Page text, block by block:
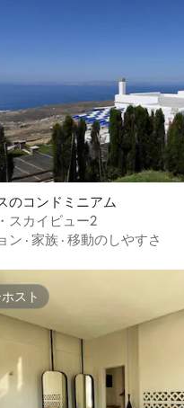
のコンドミニアム
スカイビュー2
ン · 家族 · 移動のしやすさ
スト
スト